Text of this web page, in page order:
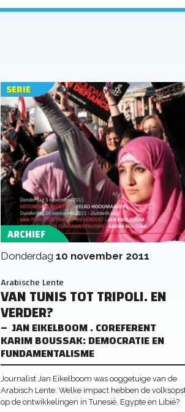
SERIE
ARCHIEF
donderdag 10 november 2011
Arabische Lente
VAN TUNIS TOT TRIPOLI. EN
VERDER?
JAN EIKELBOOM . COREFERENT
KARIM BOUSSAK: DEMOCRATIE EN
FUNDAMENTALISME
Journalist Jan Eikelboom was ooggetuige van de
Arabisch Lente. Welke impact hebben de
op de ontwikkelingen in Tunesië, Egypte en Libië?